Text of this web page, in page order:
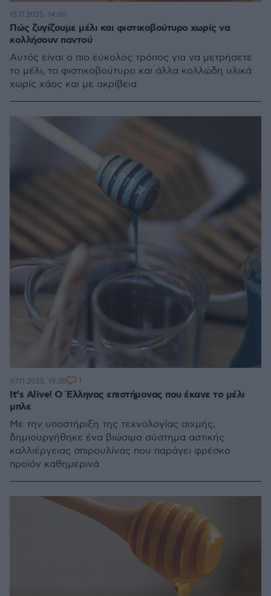
Πώς ζυγίζουμε μέλι και φιστικοβούτυρο χωρίς να
κολλήσουν παντού
Αυτός είναι ο πιο εύκολος τρόπος για να μετρήσετε
το μέλι, το φιστικοβούτυρο και άλλα κολλώδη υλικά
χωρίς χάος και με ακρίβεια
15.11.2025, 14:00
It’s Alive! Ο Έλληνας επιστήμονας που έκανε το μέλι
μπλε
Με την υποστήριξη της τεχνολογίας αιχμής,
δημιουργήθηκε ένα βιώσιμο σύστημα αστικής
καλλιέργειας σπιρουλίνας που παράγει φρέσκο
προϊόν καθημερινά
07.11.2025, 19:30 1